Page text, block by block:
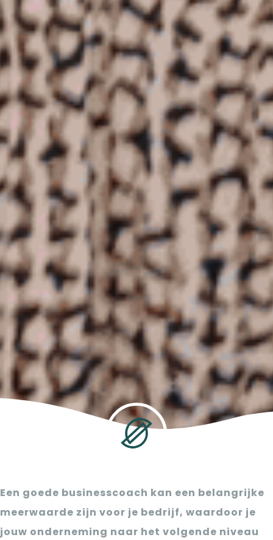
Een goede businesscoach kan een belangrijke
meerwaarde zijn voor je bedrijf, waardoor je
jouw onderneming naar het volgende niveau